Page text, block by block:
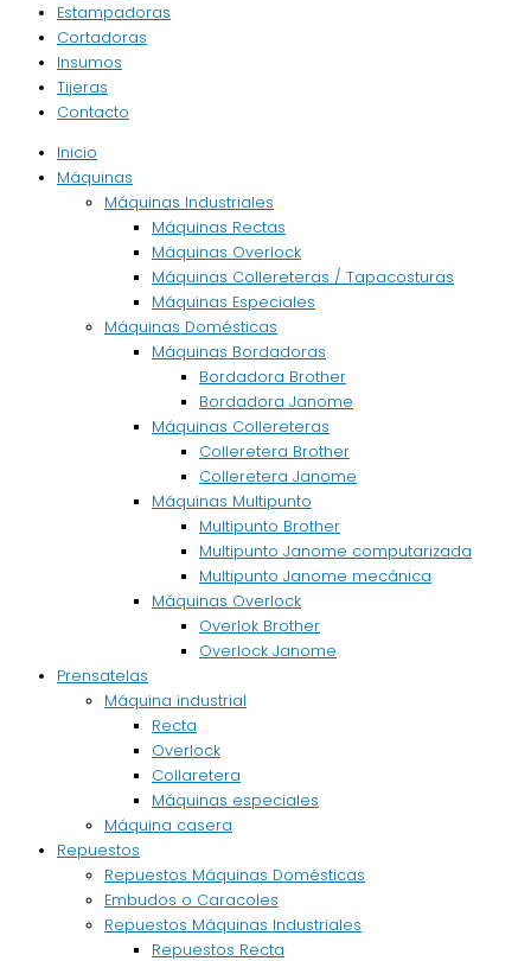
Estampadoras
Cortadoras
Insumos
Tijeras
Contacto
Inicio
Máquinas
Máquinas Industriales
Máquinas Rectas
Máquinas Overlock
Máquinas Collereteras / Tapacosturas
Máquinas Especiales
Máquinas Domésticas
Máquinas Bordadoras
Bordadora Brother
Bordadora Janome
Máquinas Collereteras
Colleretera Brother
Colleretera Janome
Máquinas Multipunto
Multipunto Brother
Multipunto Janome computarizada
Multipunto Janome mecánica
Máquinas Overlock
Overlok Brother
Overlock Janome
Prensatelas
Máquina industrial
Recta
Overlock
Collaretera
Máquinas especiales
Máquina casera
Repuestos
Repuestos Máquinas Domésticas
Embudos o Caracoles
Repuestos Máquinas Industriales
Repuestos Recta